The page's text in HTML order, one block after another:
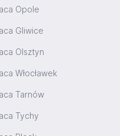
Opole
Gliwice
Olsztyn
Włocławek
Tarnów
Tychy